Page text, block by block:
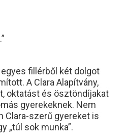
fillérből két dolgot
A Clara Alapítvány,
oktatást és ösztöndíjakat
gyerekeknek. Nem
Clara-szerű gyereket is
„túl sok munka”.